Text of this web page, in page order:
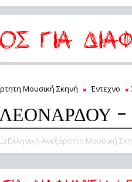
Μουσική Σκηνή Έντεχνο
Ελληνική Ανεξάρτητη Μουσική